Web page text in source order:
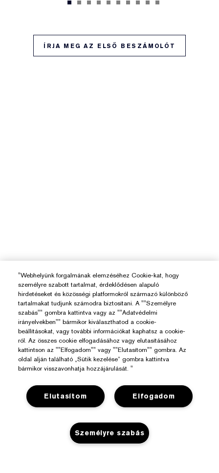
ÍRJA MEG AZ ELSŐ BESZÁMOLÓT
Segítségre Van Szükséged?
Rendelés Nyomon Követése
Kapcsolat
Kapcsolat a Gyártóval
Szállítási Adatok
Visszaküldés És Csere
Az Estée Lauderről
Felelősségvállalás
Vállalati Információk
Üzlet
Adatvédelem És Feltételek
Adatvédelmi Szabályzat
"Webhelyünk forgalmának elemzéséhez Cookie-kat, hogy
személyre szabott tartalmat, érdeklődésen alapuló
hirdetéseket és közösségi platformokról származó különböző
tartalmakat tudjunk számodra biztosítani. A ""Személyre
szabás"" gombra kattintva vagy az ""Adatvédelmi
irányelvekben"" bármikor kiválaszthatod a cookie-
beállításokat, vagy további információkat kaphatsz a cookie-
ról. Az összes cookie elfogadásához vagy elutasításához
kattintson az ""Elfogadom"" vagy ""Elutasítom"" gombra. Az
oldal alján található „Sütik kezelése” gombra kattintva
bármikor visszavonhatja hozzájárulását. "
Elfogadom
Elutasítom
Személyre szabás